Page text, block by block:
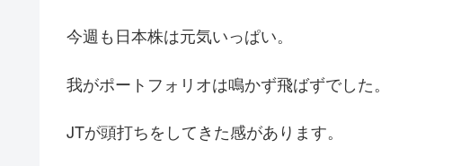
今週も日本株は元気いっぱい。
我がポートフォリオは鳴かず飛ばずでした。
JTが頭打ちをしてきた感があります。